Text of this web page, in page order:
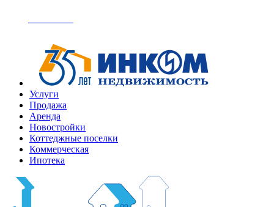
Услуги
Продажа
Аренда
Новостройки
Коттеджные поселки
Коммерческая
Ипотека